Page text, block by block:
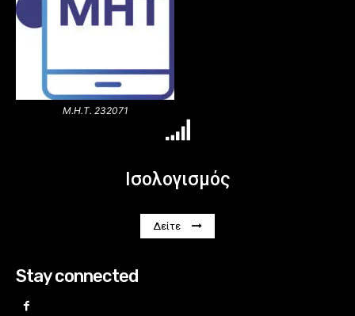
Μ.Η.Τ. 232071
Ισολογισμός
Δείτε
Stay connected